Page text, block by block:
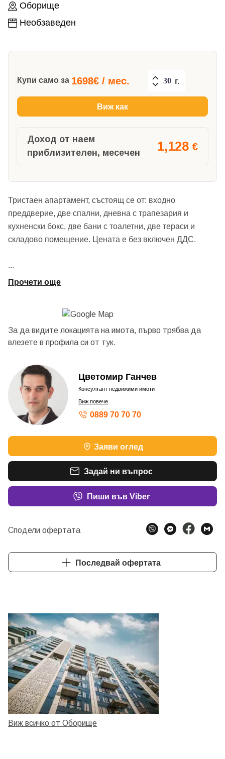
Оборище
Необзаведен
Купи само за 1698€ / мес. г.
Виж как
Доход от наем
приблизителен, месечен
1,128 €
Тристаен апартамент, състоящ се от: входно
преддверие, две спални, дневна с трапезария и
кухненски бокс, две бани с тоалетни, две тераси и
складово помещение. Цената е без включен ДДС.
...
Прочети още
За да видите локацията на имота, първо трябва да
влезете в профила си от тук.
Цветомир Ганчев
Консултант недвижими имоти
Виж повече
0889 70 70 70
Заяви оглед
Задай ни въпрос
Пиши във Viber
Сподели офертата
Последвай офертата
Виж всичко от Оборище